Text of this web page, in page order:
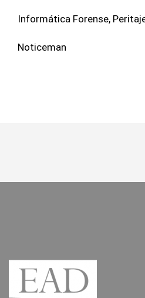
Informática Forense,
Noticeman